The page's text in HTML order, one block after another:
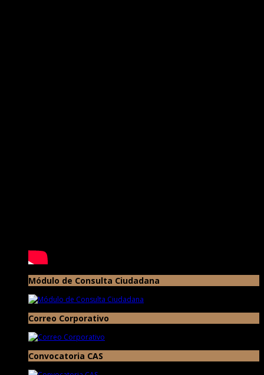
Módulo de Consulta Ciudadana
Correo Corporativo
Convocatoria CAS